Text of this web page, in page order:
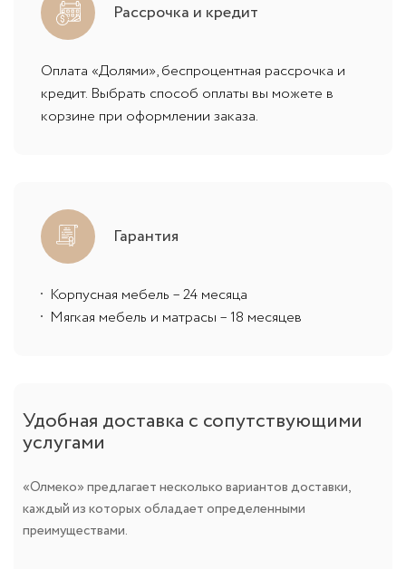
Рассрочка и кредит
Оплата «Долями», беспроцентная рассрочка и
кредит. Выбрать способ оплаты вы можете в
корзине при оформлении заказа.
Гарантия
Корпусная мебель – 24 месяца
Мягкая мебель и матрасы – 18 месяцев
Удобная доставка с сопутствующими
услугами
«Олмеко» предлагает несколько вариантов доставки,
каждый из которых обладает определенными
преимуществами.